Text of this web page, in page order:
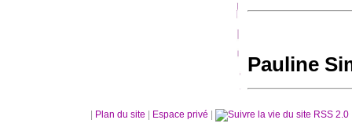
Pauline
Plan du site Espace privé RSS 2.0